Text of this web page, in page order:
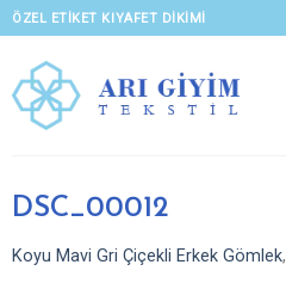
ÖZEL ETIKET KIYAFET DIKIMI
DSC_00012
Koyu Mavi Gri Çiçekli Erkek Gömlek,